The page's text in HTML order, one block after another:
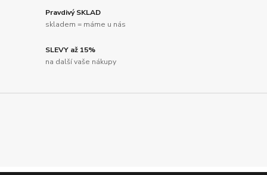
Pravdivý SKLAD
skladem = máme u nás
SLEVY až 15%
na další vaše nákupy